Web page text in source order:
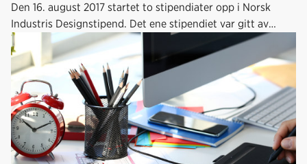
Den 16. august 2017 startet to stipendiater opp i Norsk
Industris Designstipend. Det ene stipendiet var gitt av
Magnor Glassverk og det andre av Vestre. Vi søker også
bedrifter som ønsker tilby stipend i 2018.